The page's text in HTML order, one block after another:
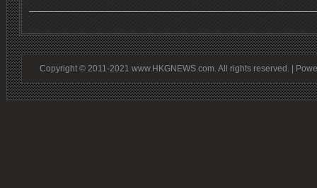
Copyright © 2011-2021 www.HKGNEWS.com. All rights reserved. |